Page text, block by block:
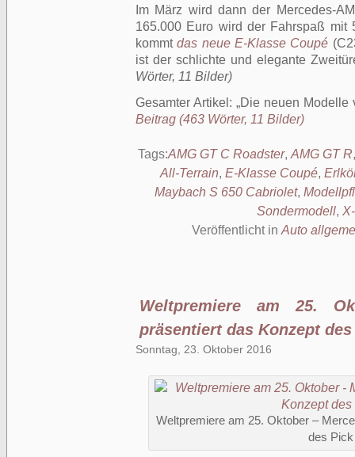
Im März wird dann der Mercedes-
165.000 Euro wird der Fahrspaß mit
kommtdas neue E-Klasse Coupé
ist der schlichte und elegante
Wörter, 11 Bilder)
Gesamter Artikel:
Die neuen Modelle
Beitrag (463 Wörter, 11 Bilder)
Tags:AMG GT C Roadster, AMG GT R
All-Terrain, E-Klasse Coupé,
Maybach S 650 Cabriolet,
Sondermodell,
Veröffentlicht in Auto
Weltpremiere am 25.
präsentiert das Konzept
Sonntag, 23. Oktober 2016
Weltpremiere am 25. Oktober –
des